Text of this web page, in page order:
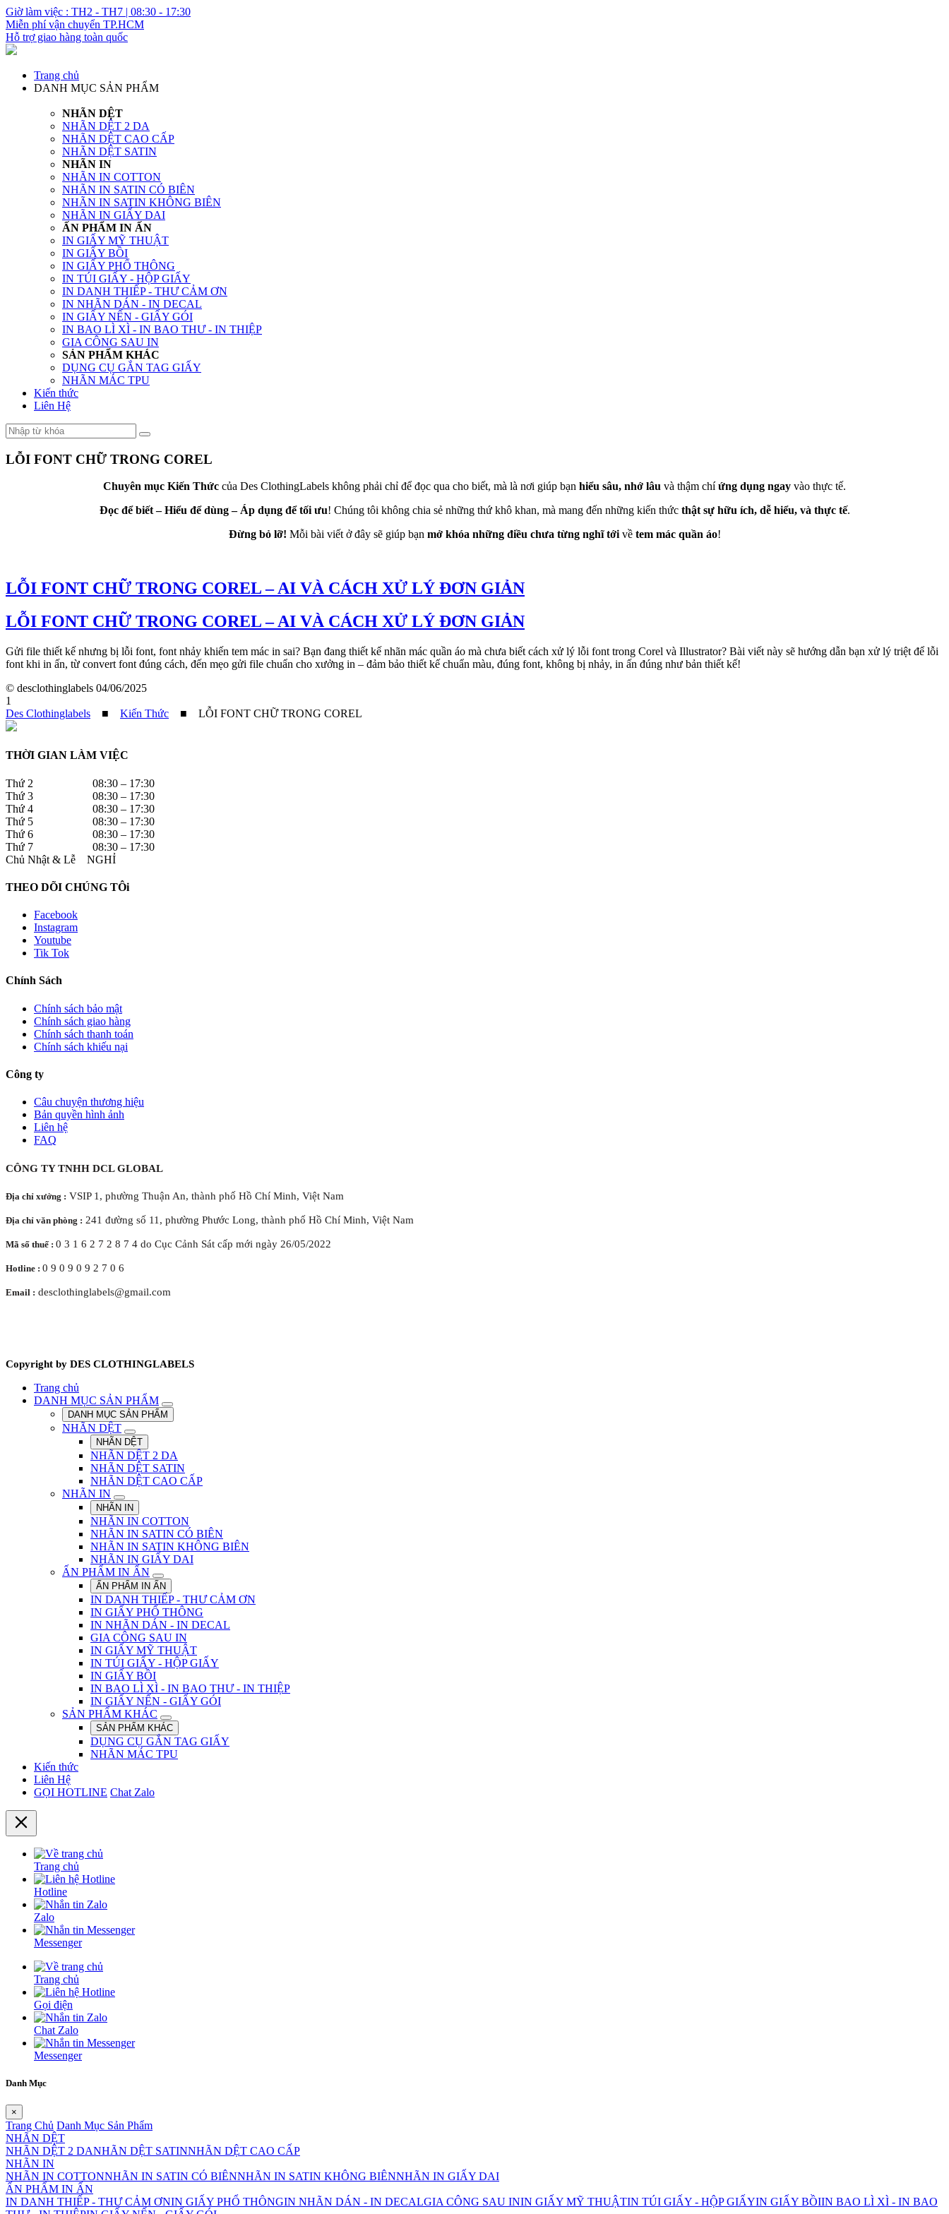
Giờ làm việc : TH2 - TH7 | 08:30 - 17:30
Miễn phí vận chuyển TP.HCM
Hỗ trợ giao hàng toàn quốc
Trang chủ
DANH MỤC SẢN PHẨM
NHÃN DỆT
NHÃN DỆT 2 DA
NHÃN DỆT CAO CẤP
NHÃN DỆT SATIN
NHÃN IN
NHÃN IN COTTON
NHÃN IN SATIN CÓ BIÊN
NHÃN IN SATIN KHÔNG BIÊN
NHÃN IN GIẤY DAI
ẤN PHẨM IN ẤN
IN GIẤY MỸ THUẬT
IN GIẤY BỒI
IN GIẤY PHỔ THÔNG
IN TÚI GIẤY - HỘP GIẤY
IN DANH THIẾP - THƯ CẢM ƠN
IN NHÃN DÁN - IN DECAL
IN GIẤY NẾN - GIẤY GÓI
IN BAO LÌ XÌ - IN BAO THƯ - IN THIỆP
GIA CÔNG SAU IN
SẢN PHẨM KHÁC
DỤNG CỤ GẮN TAG GIẤY
NHÃN MÁC TPU
Kiến thức
Liên Hệ
LỖI FONT CHỮ TRONG COREL
Chuyên mục Kiến Thức của Des ClothingLabels không phải chỉ để đọc qua cho biết, mà là nơi giúp bạn hiểu sâu, nhớ lâu và thậm chíứng dụng ngay vào thực tế.
Đọc để biết – Hiểu để dùng – Áp dụng để tối ưu! Chúng tôi không chia sẻ những thứ khô khan, mà mang đến những kiến thức thật sự hữu ích, dễ hiểu, và thực tế.
Đừng bỏ lỡ! Mỗi bài viết ở đây sẽ giúp bạn mở khóa những điều chưa từng nghĩ tớivềtem mác quần áo!
LỖI FONT CHỮ TRONG COREL – AI VÀ CÁCH XỬ LÝ ĐƠN GIẢN
LỖI FONT CHỮ TRONG COREL – AI VÀ CÁCH XỬ LÝ ĐƠN GIẢN
Gửi file thiết kế nhưng bị lỗi font, font nhảy khiến tem mác in sai? Bạn đang thiết kế nhãn mác quần áo mà chưa biết cách xử lý lỗi font trong Corel và Illustrator? Bài viết này sẽ hướng dẫn bạn xử lý triệt để lỗi
font khi in ấn, từ convert font đúng cách, đến mẹo gửi file chuẩn cho xưởng in – đảm bảo thiết kế chuẩn màu, đúng font, không bị nhảy, in ấn đúng như bản thiết kế!
© desclothinglabels 04/06/2025
1
Des Clothinglabels ■ Kiến Thức ■ LỖI FONT CHỮ TRONG COREL
THỜI GIAN LÀM VIỆC
Thứ 2 08:30 – 17:30
Thứ 3 08:30 – 17:30
Thứ 4 08:30 – 17:30
Thứ 5 08:30 – 17:30
Thứ 6 08:30 – 17:30
Thứ 7 08:30 – 17:30
Chủ Nhật & Lễ NGHỈ
THEO DÕI CHÚNG TÔi
Facebook
Instagram
Youtube
Tik Tok
Chính Sách
Chính sách bảo mật
Chính sách giao hàng
Chính sách thanh toán
Chính sách khiếu nại
Công ty
Câu chuyện thương hiệu
Bản quyền hình ảnh
Liên hệ
FAQ
CÔNG TY TNHH DCL GLOBAL
Địa chỉ xưởng : VSIP 1, phường Thuận An, thành phố Hồ Chí Minh, Việt Nam
Địa chỉ văn phòng : 241 đường số 11, phường Phước Long, thành phố Hồ Chí Minh, Việt Nam
Mã số thuế : 0 3 1 6 2 7 2 8 7 4 do Cục Cảnh Sát cấp mới ngày 26/05/2022
Hotline : 0 9 0 9 0 9 2 7 0 6
Email : desclothinglabels@gmail.com
Copyright by DES CLOTHINGLABELS
Trang chủ
DANH MỤC SẢN PHẨM
DANH MỤC SẢN PHẨM
NHÃN DỆT
NHÃN DỆT
NHÃN DỆT 2 DA
NHÃN DỆT SATIN
NHÃN DỆT CAO CẤP
NHÃN IN
NHÃN IN
NHÃN IN COTTON
NHÃN IN SATIN CÓ BIÊN
NHÃN IN SATIN KHÔNG BIÊN
NHÃN IN GIẤY DAI
ẤN PHẨM IN ẤN
ẤN PHẨM IN ẤN
IN DANH THIẾP - THƯ CẢM ƠN
IN GIẤY PHỔ THÔNG
IN NHÃN DÁN - IN DECAL
GIA CÔNG SAU IN
IN GIẤY MỸ THUẬT
IN TÚI GIẤY - HỘP GIẤY
IN GIẤY BỒI
IN BAO LÌ XÌ - IN BAO THƯ - IN THIỆP
IN GIẤY NẾN - GIẤY GÓI
SẢN PHẨM KHÁC
SẢN PHẨM KHÁC
DỤNG CỤ GẮN TAG GIẤY
NHÃN MÁC TPU
Kiến thức
Liên Hệ
GỌI HOTLINE Chat Zalo
Trang chủ
Hotline
Zalo
Messenger
Trang chủ
Gọi điện
Chat Zalo
Messenger
Danh Mục
×
Trang Chủ Danh Mục Sản Phẩm
NHÃN DỆT
NHÃN DỆT 2 DANHÃN DỆT SATINNHÃN DỆT CAO CẤP
NHÃN IN
NHÃN IN COTTONNHÃN IN SATIN CÓ BIÊNNHÃN IN SATIN KHÔNG BIÊNNHÃN IN GIẤY DAI
ẤN PHẨM IN ẤN
IN DANH THIẾP - THƯ CẢM ƠNIN GIẤY PHỔ THÔNGIN NHÃN DÁN - IN DECALGIA CÔNG SAU ININ GIẤY MỸ THUẬTIN TÚI GIẤY - HỘP GIẤYIN GIẤY BỒIIN BAO LÌ XÌ - IN BAO